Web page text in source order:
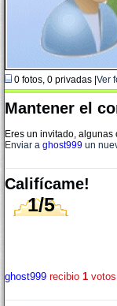
0 fotos, 0 privadas | Ver
Mantener el
Eres un invitado,
Enviar a ghost999 un
Califícame!
1/5
ghost999 recibio 1